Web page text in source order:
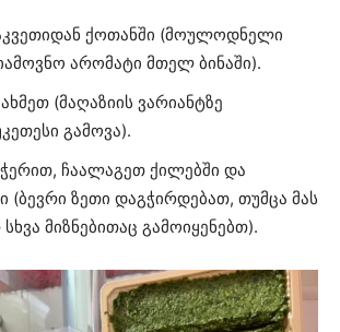
ქოთანში (მოულოდნელი
არომატი მთელ ბინაში).
(მაღაზიის ვარიანტზე
გამოვა).
ჩაალაგეთ ქილებში და
(ბევრი ზეთი დაგჭირდებათ, თუმცა მას
მიზნებითაც გამოიყენებთ).